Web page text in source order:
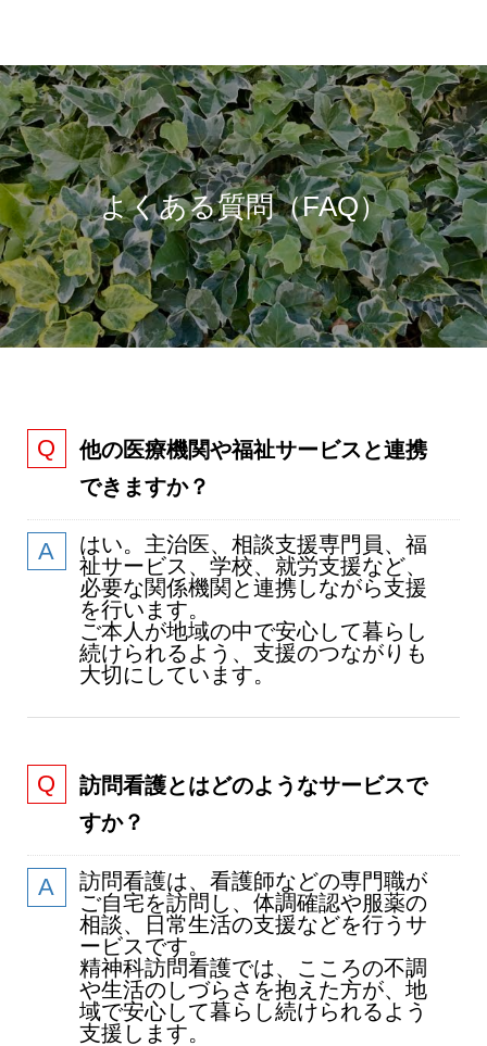
よくある質問（FAQ）
他の医療機関や福祉サービスと連携
できますか？
はい。主治医、相談支援専門員、福
祉サービス、学校、就労支援など、
必要な関係機関と連携しながら支援
を行います。
ご本人が地域の中で安心して暮らし
続けられるよう、支援のつながりも
大切にしています。
訪問看護とはどのようなサービスで
すか？
訪問看護は、看護師などの専門職が
ご自宅を訪問し、体調確認や服薬の
相談、日常生活の支援などを行うサ
ービスです。
精神科訪問看護では、こころの不調
や生活のしづらさを抱えた方が、地
域で安心して暮らし続けられるよう
支援します。